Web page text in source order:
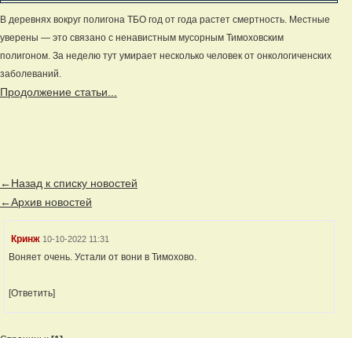
В деревнях вокруг полигона ТБО год от года растет смертность. Местные
уверены — это связано с ненавистным мусорным Тимоховским
полигоном. За неделю тут умирает несколько человек от онкологиченских
заболеваний.
Продолжение статьи...
←Назад к списку новостей
←Архив новостей
Кринж 10-10-2022 11:31
Воняет очень. Устали от вони в Тимохово.
[Ответить]